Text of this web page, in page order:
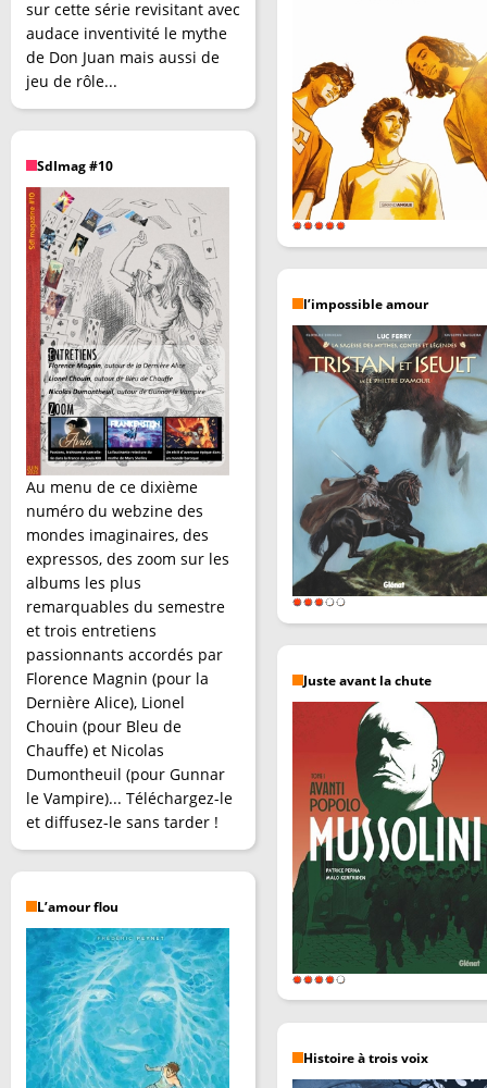
sur cette série revisitant avec
audace inventivité le mythe
de Don Juan mais aussi de
jeu de rôle...
SdImag #10
Au menu de ce dixième
numéro du webzine des
mondes imaginaires, des
expressos, des zoom sur les
albums les plus
remarquables du semestre
et trois entretiens
passionnants accordés par
Florence Magnin (pour la
Dernière Alice), Lionel
Chouin (pour Bleu de
Chauffe) et Nicolas
Dumontheuil (pour Gunnar
le Vampire)... Téléchargez-le
et diffusez-le sans tarder !
L’amour flou
l’impossible amour
Juste avant la chute
Histoire à trois voix